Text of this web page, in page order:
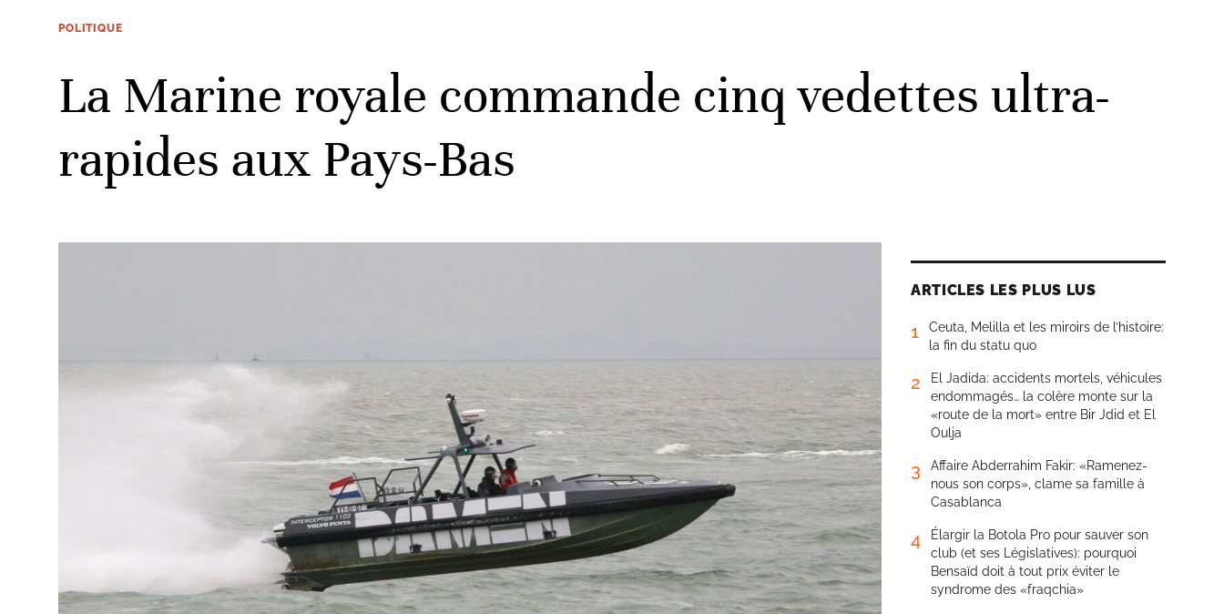
POLITIQUE
La Marine royale commande cinq vedettes ultra-
rapides aux Pays-Bas
ARTICLES LES PLUS LUS
1
Ceuta, Melilla et les miroirs de l’histoire:
la fin du statu quo
2
El Jadida: accidents mortels, véhicules
endommagés… la colère monte sur la
«route de la mort» entre Bir Jdid et El
Oulja
3
Affaire Abderrahim Fakir: «Ramenez-
nous son corps», clame sa famille à
Casablanca
4
Élargir la Botola Pro pour sauver son
club (et ses Législatives): pourquoi
Bensaïd doit à tout prix éviter le
syndrome des «fraqchia»